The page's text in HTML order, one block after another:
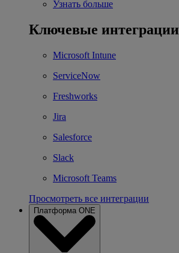
Узнать больше
Ключевые интеграции
Microsoft Intune
ServiceNow
Freshworks
Jira
Salesforce
Slack
Microsoft Teams
Просмотреть все интеграции
Платформа ONE